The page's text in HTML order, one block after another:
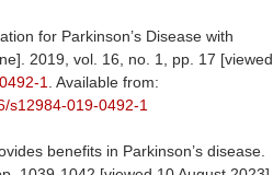
for Parkinson’s Disease with
2019, vol. 16, no. 1, pp. 17 [viewed
1
Available from:
s12984-019-0492-1
benefits in Parkinson’s disease.